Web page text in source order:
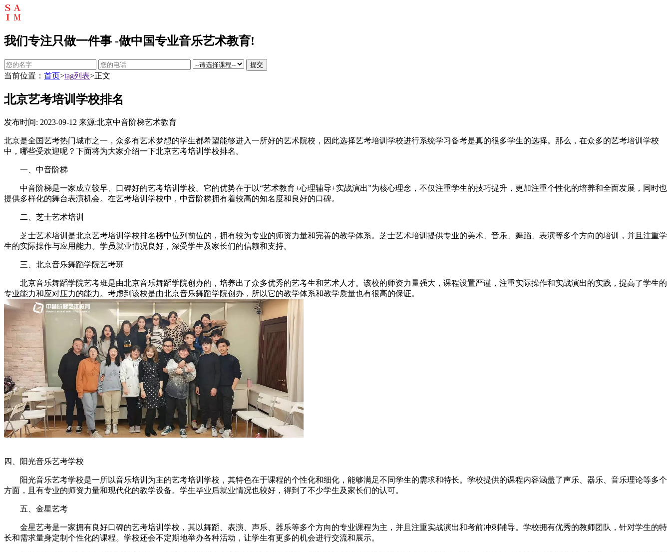
我们专注只做一件事 -做中国专业音乐艺术教育!
提交
当前位置： 首页>tag列表>正文
北京艺考培训学校排名
发布时间: 2023-09-12 来源:北京中音阶梯艺术教育
北京是全国艺考热门城市之一，众多有艺术梦想的学生都希望能够进入一所好的艺术院校，因此选择艺考培训学校进行系统学习备考是真的很多学生的选择。那么，在众多的艺考培训学校
中，哪些受欢迎呢？下面将为大家介绍一下北京艺考培训学校排名。
一、中音阶梯
中音阶梯是一家成立较早、口碑好的艺考培训学校。它的优势在于以“艺术教育+心理辅导+实战演出”为核心理念，不仅注重学生的技巧提升，更加注重个性化的培养和全面发展，同时也
提供多样化的舞台表演机会。在艺考培训学校中，中音阶梯拥有着较高的知名度和良好的口碑。
二、芝士艺术培训
芝士艺术培训是北京艺考培训学校排名榜中位列前位的，拥有较为专业的师资力量和完善的教学体系。芝士艺术培训提供专业的美术、音乐、舞蹈、表演等多个方向的培训，并且注重学
生的实际操作与应用能力。学员就业情况良好，深受学生及家长们的信赖和支持。
三、北京音乐舞蹈学院艺考班
北京音乐舞蹈学院艺考班是由北京音乐舞蹈学院创办的，培养出了众多优秀的艺考生和艺术人才。该校的师资力量强大，课程设置严谨，注重实际操作和实战演出的实践，提高了学生的
专业能力和应对压力的能力。考虑到该校是由北京音乐舞蹈学院创办，所以它的教学体系和教学质量也有很高的保证。
四、阳光音乐艺考学校
阳光音乐艺考学校是一所以音乐培训为主的艺考培训学校，其特色在于课程的个性化和细化，能够满足不同学生的需求和特长。学校提供的课程内容涵盖了声乐、器乐、音乐理论等多个
方面，且有专业的师资力量和现代化的教学设备。学生毕业后就业情况也较好，得到了不少学生及家长们的认可。
五、金星艺考
金星艺考是一家拥有良好口碑的艺考培训学校，其以舞蹈、表演、声乐、器乐等多个方向的专业课程为主，并且注重实战演出和考前冲刺辅导。学校拥有优秀的教师团队，针对学生的特
长和需求量身定制个性化的课程。学校还会不定期地举办各种活动，让学生有更多的机会进行交流和展示。